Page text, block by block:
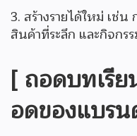
3. สร้างรายได้ใหม่ เช่น
สินค้าที่ระลึก และกิจกร
[ ถอดบทเรี
อดของแบร